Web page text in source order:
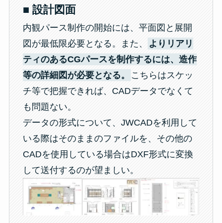
■ 設計図面
内観パース制作の開始には、平面図と展開
図が最低限必要となる。また、
よりリアリ
ティのあるCGパースを制作するには、造作
等の詳細図が必要となる。
こちらはスケッ
チ等で把握できれば、CADデータでなくて
も問題ない。
データの形式について、JWCADを利用して
いる際はそのままのファイルを、その他の
CADを使用している場合はDXF形式に変換
して送付するのが望ましい。